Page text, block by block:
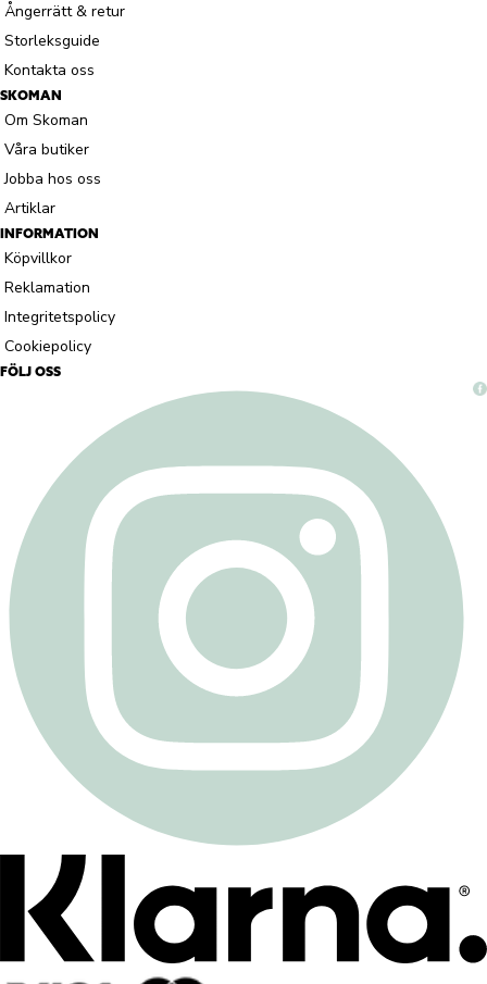
Ångerrätt & retur
Storleksguide
Kontakta oss
SKOMAN
Om Skoman
Våra butiker
Jobba hos oss
Artiklar
INFORMATION
Köpvillkor
Reklamation
Integritetspolicy
Cookiepolicy
FÖLJ OSS